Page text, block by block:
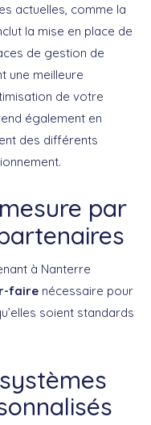
actuelles, comme la
la mise en place de
de gestion de
une meilleure
de votre
également en
des différents
par
à Nanterre
faire nécessaire pour
soient standards